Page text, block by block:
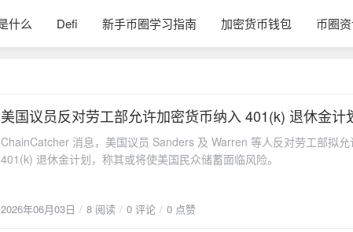
什么 Defi 新手币圈学习指南 加密货币钱包 币圈
2026-06-03
美国议员反对劳工部允许加密货币纳入 401(k) 退休金计
ChainCatcher 消息，美国议员 Sanders 及 Warren 等人反对劳工部拟
401(k) 退休金计划，称其或将使美国民众储蓄面临风险。
2026年06月03日 8 阅读 0 评论 0 点赞